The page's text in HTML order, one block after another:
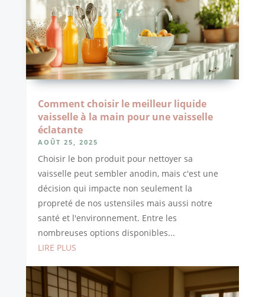
Comment choisir le meilleur liquide
vaisselle à la main pour une vaisselle
éclatante
AOÛT 25, 2025
Choisir le bon produit pour nettoyer sa
vaisselle peut sembler anodin, mais c'est une
décision qui impacte non seulement la
propreté de nos ustensiles mais aussi notre
santé et l'environnement. Entre les
nombreuses options disponibles...
LIRE PLUS